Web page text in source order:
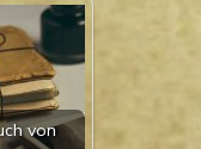
von